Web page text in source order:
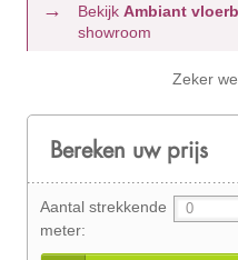
BekijkAmbiant
showroom
Zeker
Bereken uw prijs
Aantal strekkende
meter: